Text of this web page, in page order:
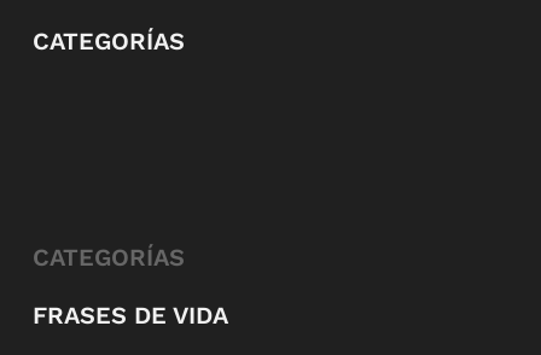
CATEGORÍAS
CATEGORÍAS
FRASES DE VIDA